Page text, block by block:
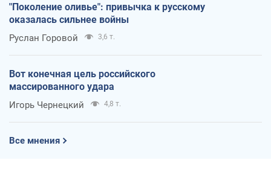
"Поколение оливье": привычка к русскому
оказалась сильнее войны
Руслан Горовой 3,6 т.
Вот конечная цель российского
массированного удара
Игорь Чернецкий 4,8 т.
Все мнения